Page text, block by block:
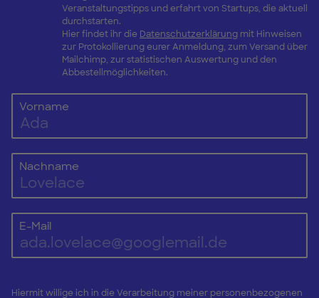
Veranstaltungstipps und erfahrt von Startups, die aktuell
durchstarten.
Hier findet ihr die Datenschutzerklärungmit Hinweisen
zur Protokollierung eurer Anmeldung, zum Versand über
Mailchimp, zur statistischen Auswertung und den
Abbestellmöglichkeiten.
Vorname
Nachname
E-Mail
Hiermit willige ich in die Verarbeitung meiner personenbezogenen